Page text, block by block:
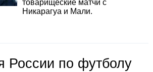
товарищеские матчи с
Никарагуа и Мали.
России по футболу